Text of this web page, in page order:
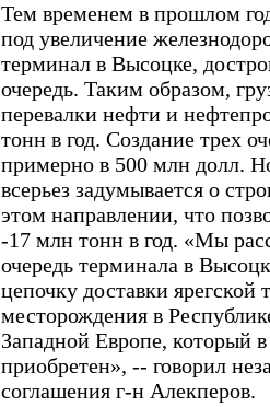
Тем временем в прошлом
под увеличение
терминал в Высоцке,
очередь. Таким образом,
перевалки нефти и
тонн в год. Создание трех
примерно в 500 млн долл.
всерьез задумывается о
этом направлении, что
-17 млн тонн в год. «Мы
очередь терминала в
цепочку доставки ярегской
месторождения в
Западной Европе, который
приобретен», -- говорил
соглашения г-н Алекперов.